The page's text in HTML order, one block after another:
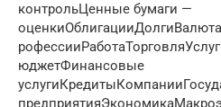
контрольЦенные бумаги —
юджетФинансовые